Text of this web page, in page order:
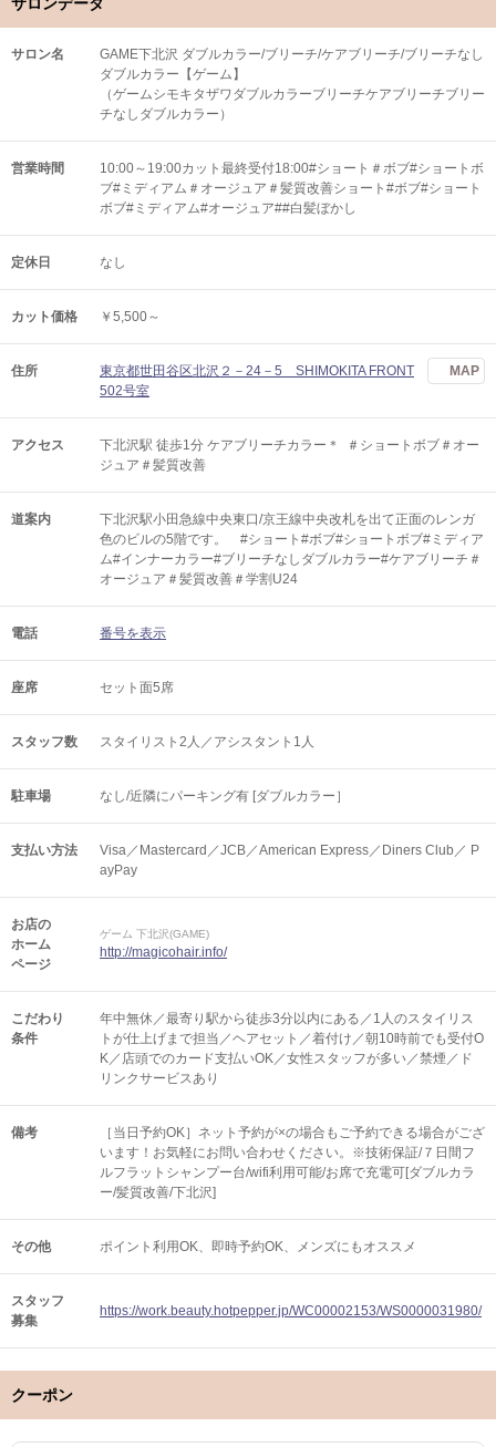
サロンデータ
サロン名
GAME下北沢 ダブルカラー/ブリーチ/ケアブリーチ/ブリーチなし
ダブルカラー【ゲーム】
（ゲームシモキタザワダブルカラーブリーチケアブリーチブリー
チなしダブルカラー）
営業時間
10:00～19:00カット最終受付18:00#ショート＃ボブ#ショートボ
ブ#ミディアム＃オージュア＃髪質改善ショート#ボブ#ショート
ボブ#ミディアム#オージュア##白髪ぼかし
定休日 なし
カット価格 ￥5,500～
住所
東京都世田谷区北沢２－24－5 SHIMOKITA FRONT
502号室
MAP
アクセス
下北沢駅 徒歩1分 ケアブリーチカラー＊ ＃ショートボブ＃オー
ジュア＃髪質改善
道案内
下北沢駅小田急線中央東口/京王線中央改札を出て正面のレンガ
色のビルの5階です。 #ショート#ボブ#ショートボブ#ミディア
ム#インナーカラー#ブリーチなしダブルカラー#ケアブリーチ＃
オージュア＃髪質改善＃学割U24
電話 番号を表示
座席 セット面5席
スタッフ数 スタイリスト2人／アシスタント1人
駐車場 なし/近隣にパーキング有 [ダブルカラー］
支払い方法
Visa／Mastercard／JCB／American Express／Diners Club／ P
ayPay
お店の
ホーム
ページ
ゲーム 下北沢(GAME)
http://magicohair.info/
こだわり
条件
年中無休／最寄り駅から徒歩3分以内にある／1人のスタイリス
トが仕上げまで担当／ヘアセット／着付け／朝10時前でも受付O
K／店頭でのカード支払いOK／女性スタッフが多い／禁煙／ド
リンクサービスあり
備考
［当日予約OK］ネット予約が×の場合もご予約できる場合がござ
います！お気軽にお問い合わせください。※技術保証/７日間フ
ルフラットシャンプー台/wifi利用可能/お席で充電可[ダブルカラ
ー/髪質改善/下北沢]
その他 ポイント利用OK 即時予約OK メンズにもオススメ
スタッフ
募集
https://work.beauty.hotpepper.jp/WC00002153/WS0000031980/
クーポン